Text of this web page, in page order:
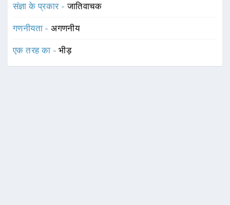
संज्ञा के प्रकार -जातिवाचक
गणनीयता -अगणनीय
एक तरह का -भीड़